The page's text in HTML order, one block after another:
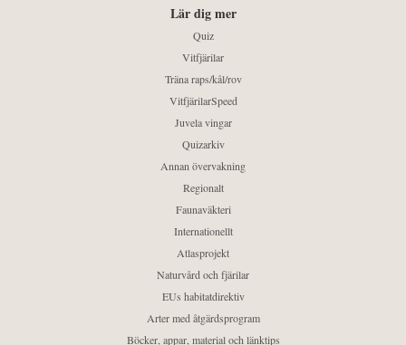
Lär dig mer
Quiz
Vitfjärilar
Träna raps/kål/rov
VitfjärilarSpeed
Juvela vingar
Quizarkiv
Annan övervakning
Regionalt
Faunaväkteri
Internationellt
Atlasprojekt
Naturvård och fjärilar
EUs habitatdirektiv
Arter med åtgärdsprogram
Böcker, appar, material och länktips